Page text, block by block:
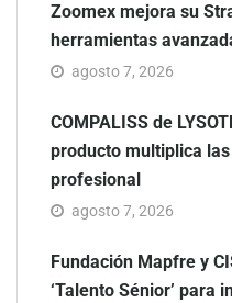
Zoomex mejora su
herramientas
agosto 7, 2026
COMPALISS de
producto multiplica
profesional
agosto 7, 2026
Fundación Mapfre y
‘Talento Sénior’ para